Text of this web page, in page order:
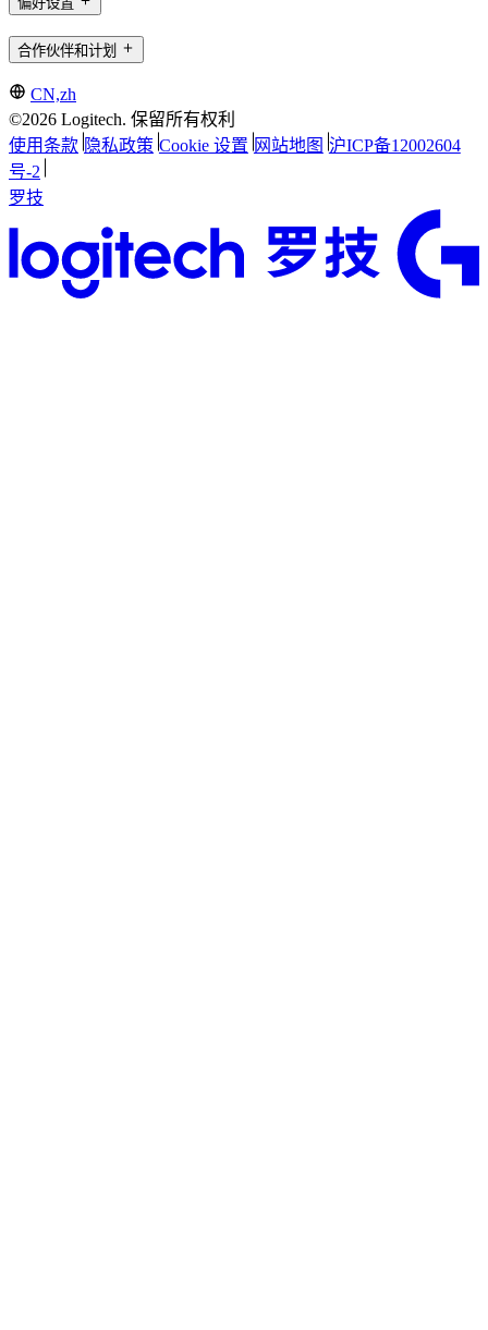
合作伙伴和计划
CN,zh
©2026 Logitech. 保留所有权利
使用条款 隐私政策 Cookie 设置 网站地图 沪ICP备12002604
号-2
罗技